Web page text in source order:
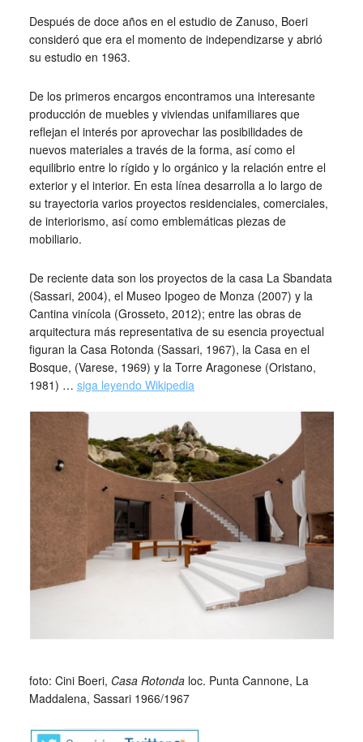
Después de doce años en el estudio de Zanuso, Boeri
consideró que era el momento de independizarse y abrió
su estudio en 1963.
De los primeros encargos encontramos una interesante
producción de muebles y viviendas unifamiliares que
reflejan el interés por aprovechar las posibilidades de
nuevos materiales a través de la forma, así como el
equilibrio entre lo rígido y lo orgánico y la relación entre el
exterior y el interior. En esta línea desarrolla a lo largo de
su trayectoria varios proyectos residenciales, comerciales,
de interiorismo, así como emblemáticas piezas de
mobiliario.
De reciente data son los proyectos de la casa La Sbandata
(Sassari, 2004), el Museo Ipogeo de Monza (2007) y la
Cantina vinícola (Grosseto, 2012); entre las obras de
arquitectura más representativa de su esencia proyectual
figuran la Casa Rotonda (Sassari, 1967), la Casa en el
Bosque, (Varese, 1969) y la Torre Aragonese (Oristano,
1981) … siga leyendo Wikipedia
foto: Cini Boeri, Casa Rotondaloc. Punta Cannone, La
Maddalena, Sassari 1966/1967